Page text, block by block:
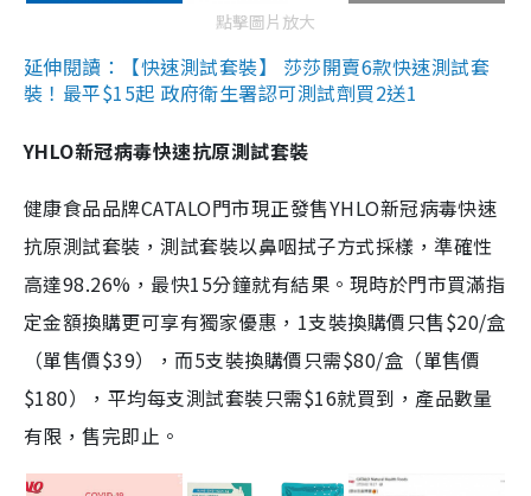
點擊圖片放大
延伸閱讀：【快速測試套裝】 莎莎開賣6款快速測試套
裝！最平$15起 政府衛生署認可測試劑買2送1
YHLO新冠病毒快速抗原測試套裝
健康食品品牌CATALO門市現正發售YHLO新冠病毒快速
抗原測試套裝，測試套裝以鼻咽拭子方式採樣，準確性
高達98.26%，最快15分鐘就有結果。現時於門市買滿指
定金額換購更可享有獨家優惠，1支裝換購價只售$20/盒
（單售價$39），而5支裝換購價只需$80/盒（單售價
$180），平均每支測試套裝只需$16就買到，產品數量
有限，售完即止。